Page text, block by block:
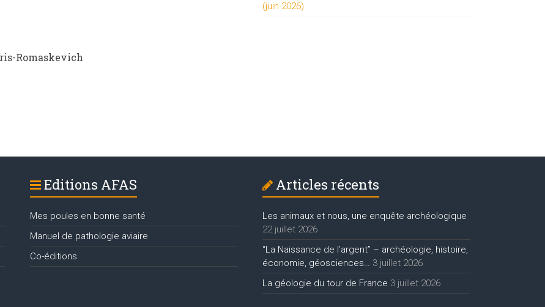
Romaskevich
(juin 2026)
Editions AFAS
Mes poules en bonne santé
Manuel de pathologie aviaire
Co-éditions
Articles récents
Les animaux et nous, une enquête archéologique
22 juillet 2026
“La Naissance de l’argent” – archéologie, histoire,
économie, géosciences… 3 juillet 2026
La géologie du tour de France 3 juillet 2026